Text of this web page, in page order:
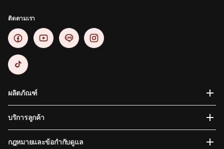
ติดตามเรา
ผลิตภัณฑ์
บริการลูกค้า
กฎหมายและข้อกำกับดูแล